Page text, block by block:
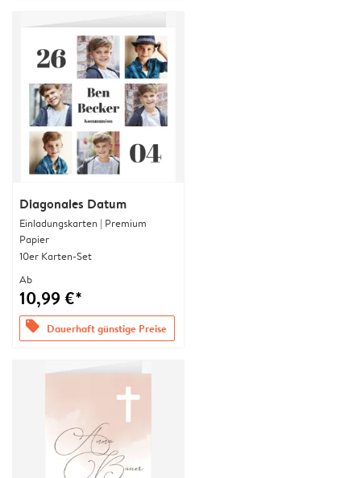
Diagonales Datum
Einladungskarten | Premium
Papier
10er Karten-Set
Ab
10,99 €*
offers Dauerhaft günstige Preise